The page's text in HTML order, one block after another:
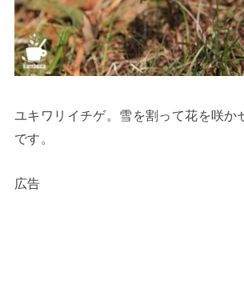
ユキワリイチゲ。雪を割って花を咲か
です。
広告